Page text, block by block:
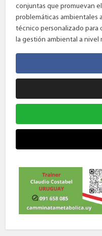
conjuntas que promuevan
problemáticas ambientales
técnico personalizado para
la gestión ambiental a nivel